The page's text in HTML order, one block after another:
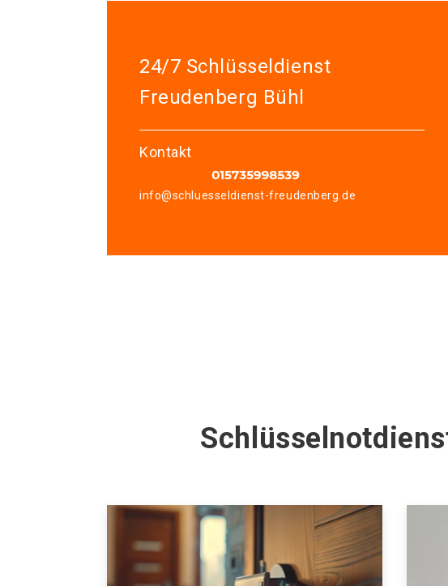
24/7 Schlüsseldienst
Freudenberg Bühl
Kontakt
info@schluesseldienst-freudenberg.de